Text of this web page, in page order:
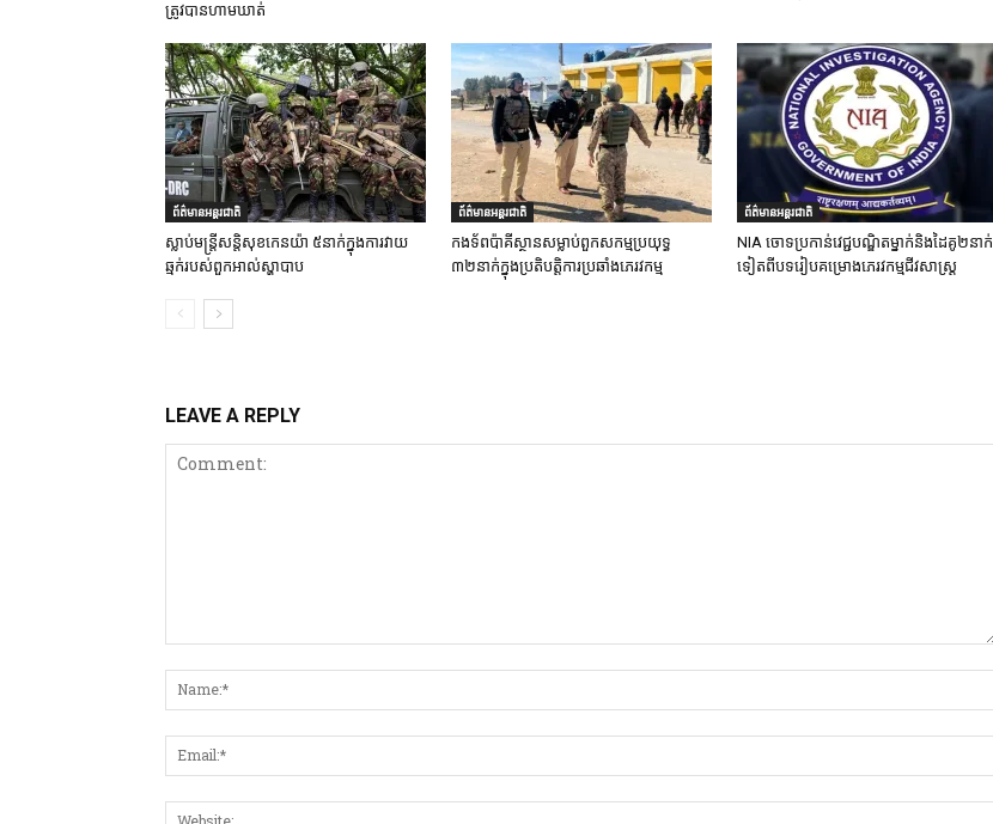
ត្រូវបានហាមឃាត់
ព័ត៌មានអន្តរជាតិ
ស្លាប់មន្ត្រីសន្តិសុខកេនយ៉ា ៥នាក់ក្នុងការវាយ
ឆ្មក់របស់ពួកអាល់ស្ហាបាប
ព័ត៌មានអន្តរជាតិ
កងទ័ពប៉ាគីស្ថានសម្លាប់ពួកសកម្មប្រយុទ្ធ
៣២នាក់ក្នុងប្រតិបត្តិការប្រឆាំងភេរវកម្ម
ព័ត៌មានអន្តរជាតិ
NIA ចោទប្រកាន់វេជ្ជបណ្ឌិតម្នាក់និងដៃគូ២នាក់
ទៀតពីបទរៀបគម្រោងភេរវកម្មជីវសាស្ត្រ
LEAVE A REPLY